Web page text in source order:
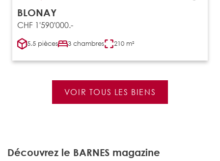
BLONAY
CHF 1'590'000.-
5.5 pièces 3 chambres 210 m²
VOIR TOUS LES BIENS
Découvrez le BARNES magazine